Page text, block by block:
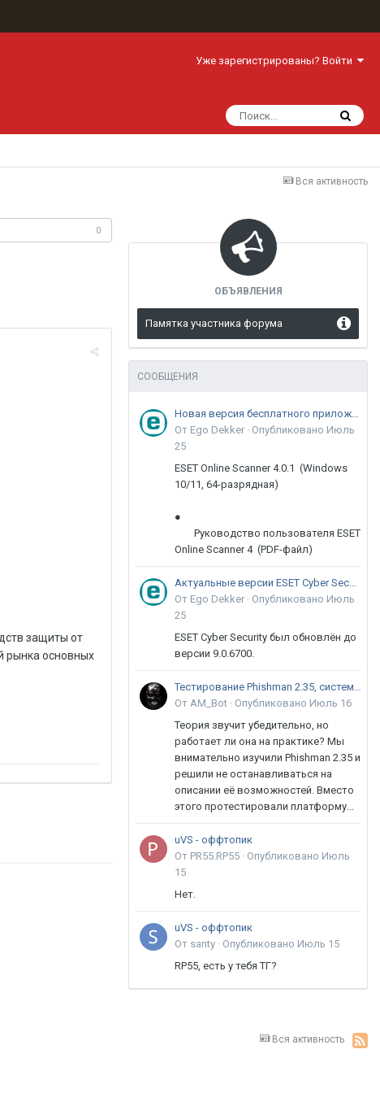
Уже зарегистрированы? Войти
Вся активность
0
защиты от
рынка основных
ОБЪЯВЛЕНИЯ
Памятка участника форума
СООБЩЕНИЯ
Новая версия бесплатного приложения ESET Online Scanner доступна пользователям
От Ego Dekker · Опубликовано Июль
25
ESET Online Scanner 4.0.1 (Windows
10/11, 64-разрядная)
●
Руководство пользователя ESET
Online Scanner 4 (PDF-файл)
Актуальные версии ESET Cyber Security 9
От Ego Dekker · Опубликовано Июль
25
ESET Cyber Security был обновлён до
версии 9.0.6700.
Тестирование Phishman 2.35, системы повышения осведомлённости пользователей в сфере ИБ
От AM_Bot · Опубликовано Июль 16
Теория звучит убедительно, но
работает ли она на практике? Мы
внимательно изучили Phishman 2.35 и
решили не останавливаться на
описании её возможностей. Вместо
этого протестировали платформу...
uVS - оффтопик
От PR55.RP55 · Опубликовано Июль
15
Нет.
uVS - оффтопик
От santy · Опубликовано Июль 15
RP55, есть у тебя ТГ?
Вся активность